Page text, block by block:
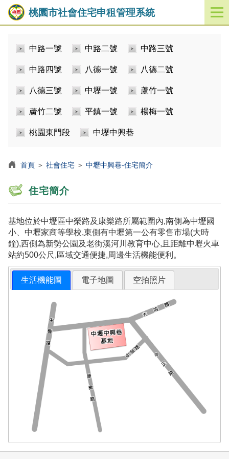
桃園市社會住宅申租管理系統
開
啟
中路一號 中路二號 中路三號
中路四號 八德一號 八德二號
八德三號 中壢一號 蘆竹一號
蘆竹二號 平鎮一號 楊梅一號
桃園東門段 中壢中興巷
首頁 ＞ 社會住宅 ＞ 中壢中興巷-住宅簡介
住宅簡介
基地位於中壢區中榮路及康樂路所屬範圍內,南側為中壢國
小、中壢家商等學校,東側有中壢第一公有零售市場(大時
鐘),西側為新勢公園及老街溪河川教育中心,且距離中壢火車
站約500公尺,區域交通便捷,周邊生活機能便利。
生活機能圖 電子地圖 空拍照片